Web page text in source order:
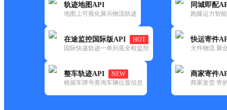
轨迹地图API
地图上可视化展示物流轨迹
在途监控国际版API
HOT
国际快递轨迹一单到底全程监控
整车轨迹API
NEW
根据车牌号查询车辆位置信息
同城即配
跑腿运力智
快运寄件
大件物流 聚
商家寄件
商家发货 寄
韵达
广东云浮公司罗桂桥分部
更新时间：2022-07-14 00:00:00